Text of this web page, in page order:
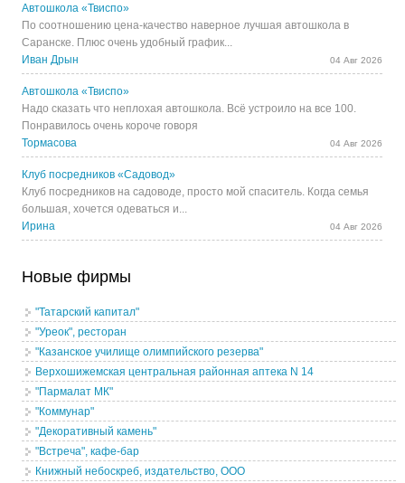
Автошкола «Твиспо»
По соотношению цена-качество наверное лучшая автошкола в
Саранске. Плюс очень удобный график...
Иван Дрын
04 Авг 2026
Автошкола «Твиспо»
Надо сказать что неплохая автошкола. Всё устроило на все 100.
Понравилось очень короче говоря
Тормасова
04 Авг 2026
Клуб посредников «Садовод»
Клуб посредников на садоводе, просто мой спаситель. Когда семья
большая, хочется одеваться и...
Ирина
04 Авг 2026
Новые фирмы
"Татарский капитал"
"Уреок", ресторан
"Казанское училище олимпийского резерва"
Верхошижемская центральная районная аптека N 14
"Пармалат МК"
"Коммунар"
"Декоративный камень"
"Встреча", кафе-бар
Книжный небоскреб, издательство, ООО